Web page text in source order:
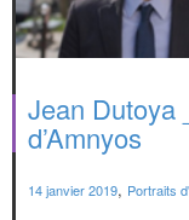
Jean Dutoya
d’Amnyos
14 janvier 2019, Portraits